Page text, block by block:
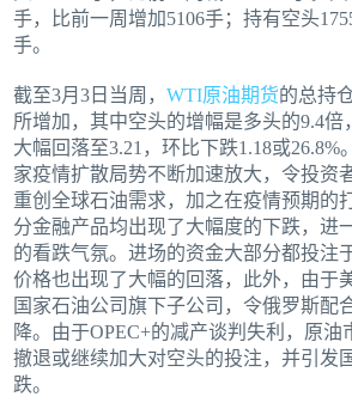
手，比前一周增加5106手；持有空头
手。
截至3月3日当周，WTI原油期货的总持
所增加，其中空头的增幅是多头的9.4倍
大幅回落至3.21，环比下跌1.18或26.8%
家疫情扩散局势不断加速放大，令投资
重创全球石油需求，加之在疫情预期的
分金融产品均出现了大幅度的下跌，进
的看跌气氛。进场的资金大部分都投注
价格也出现了大幅的回落，此外，由于
国家石油公司旗下子公司，令俄罗斯配
降。由于OPEC+的减产谈判失利，原
撤退或继续加大对空头的投注，并引发
跌。